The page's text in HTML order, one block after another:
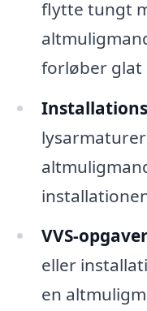
flytte tungt
forløber glat
VVS-
eller
en